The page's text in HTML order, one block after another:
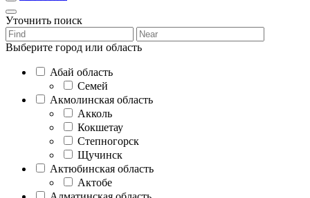
Уточнить поиск
Выберите город или область
Абай область
Семей
Акмолинская область
Акколь
Кокшетау
Степногорск
Щучинск
Актюбинская область
Актобе